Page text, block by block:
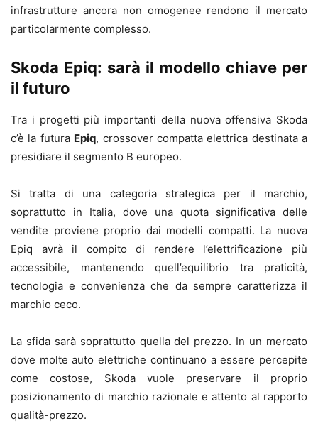
infrastrutture ancora non omogenee rendono il mercato
particolarmente complesso.
Skoda Epiq: sarà il modello chiave per
il futuro
Tra i progetti più importanti della nuova offensiva Skoda
c’è la futura Epiq, crossover compatta elettrica destinata a
presidiare il segmento B europeo.
Si tratta di una categoria strategica per il marchio,
soprattutto in Italia, dove una quota significativa delle
vendite proviene proprio dai modelli compatti. La nuova
Epiq avrà il compito di rendere l’elettrificazione più
accessibile, mantenendo quell’equilibrio tra praticità,
tecnologia e convenienza che da sempre caratterizza il
marchio ceco.
La sfida sarà soprattutto quella del prezzo. In un mercato
dove molte auto elettriche continuano a essere percepite
come costose, Skoda vuole preservare il proprio
posizionamento di marchio razionale e attento al rapporto
qualità-prezzo.